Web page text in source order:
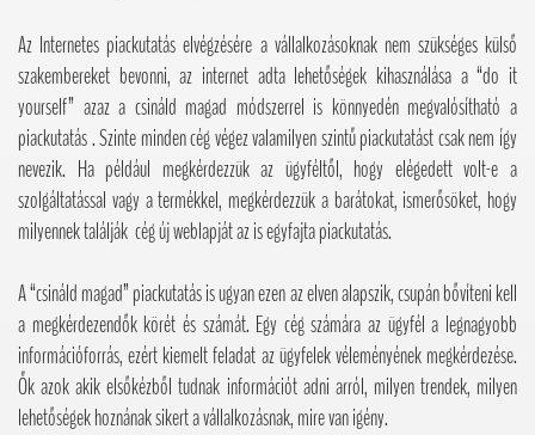
Az Internetes piackutatás elvégzésére a vállalkozásoknak nem szükséges külső
szakembereket bevonni, az internet adta lehetőségek kihasználása a “do it
yourself” azaz a csináld magad módszerrel is könnyedén megvalósítható a
piackutatás . Szinte minden cég végez valamilyen szintű piackutatást csak nem így
nevezik. Ha például megkérdezzük az ügyféltől, hogy elégedett volt-e a
szolgáltatással vagy a termékkel, megkérdezzük a barátokat, ismerősöket, hogy
milyennek találják cég új weblapját az is egyfajta piackutatás.
A “csináld magad” piackutatás is ugyan ezen az elven alapszik, csupán bővíteni kell
a megkérdezendők körét és számát. Egy cég számára az ügyfél a legnagyobb
információforrás, ezért kiemelt feladat az ügyfelek véleményének megkérdezése.
Ők azok akik elsőkézből tudnak információt adni arról, milyen trendek, milyen
lehetőségek hoznának sikert a vállalkozásnak, mire van igény.